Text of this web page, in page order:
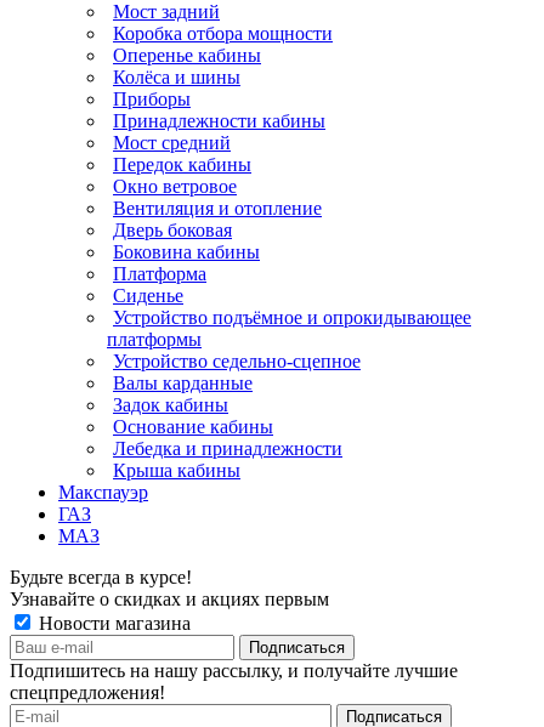
Мост задний
Коробка отбора мощности
Оперенье кабины
Колёса и шины
Приборы
Принадлежности кабины
Мост средний
Передок кабины
Окно ветровое
Вентиляция и отопление
Дверь боковая
Боковина кабины
Платформа
Сиденье
Устройство подъёмное и опрокидывающее
платформы
Устройство седельно-сцепное
Валы карданные
Задок кабины
Основание кабины
Лебедка и принадлежности
Крыша кабины
Макспауэр
ГАЗ
МАЗ
Будьте всегда в курсе!
Узнавайте о скидках и акциях первым
Новости магазина
Подпишитесь на нашу рассылку, и получайте лучшие
спецпредложения!